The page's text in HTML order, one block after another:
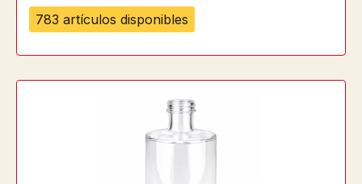
783 artículos disponibles